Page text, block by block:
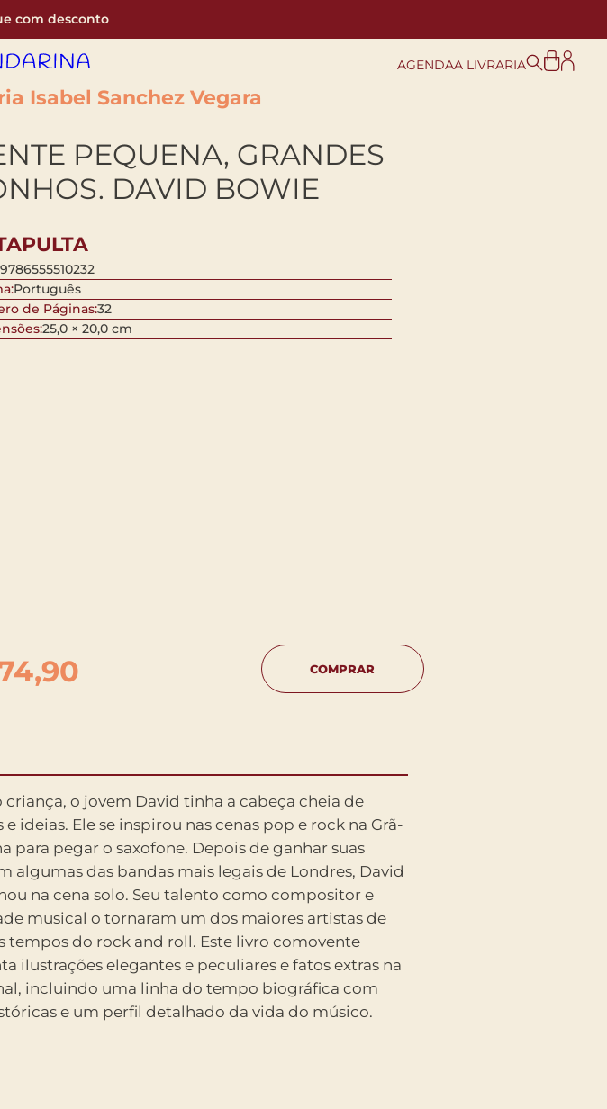
com desconto
AGENDAA LIVRARIA
Isabel Sanchez Vegara
PEQUENA, GRANDES
DAVID BOWIE
9786555510232
Português
de Páginas:32
25,0 × 20,0 cm
COMPRAR
criança, o jovem David tinha a cabeça cheia de
e ideias. Ele se inspirou nas cenas pop e rock na Grã-
para pegar o saxofone. Depois de ganhar suas
algumas das bandas mais legais de Londres, David
na cena solo. Seu talento como compositor e
musical o tornaram um dos maiores artistas de
tempos do rock and roll. Este livro comovente
ilustrações elegantes e peculiares e fatos extras na
incluindo uma linha do tempo biográfica com
e um perfil detalhado da vida do músico.